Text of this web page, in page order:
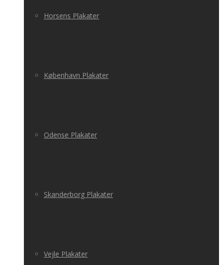
Horsens Plakater
København Plakater
Odense Plakater
Skanderborg Plakater
Vejle Plakater